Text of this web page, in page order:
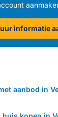
informatie
aanbod in